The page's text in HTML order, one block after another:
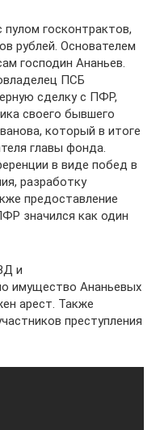
госконтрактов,
рублей. Основателем
господин Ананьев.
ПСБ
сделку с ПФР,
своего бывшего
который в итоге
главы фонда.
в виде побед в
разработку
предоставление
значился как один
и
имущество Ананьевых
арест. Также
преступления